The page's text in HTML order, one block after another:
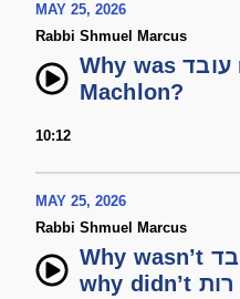
MAY 25, 2026
Rabbi Shmuel Marcus
Why was עובד not named
Machlon?
10:12
MAY 25, 2026
Rabbi Shmuel Marcus
Why wasn’t עובד named מחלון and